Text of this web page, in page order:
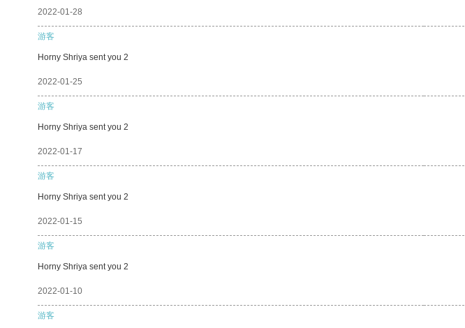
2022-01-28
游客
Horny Shriya sent you 2
2022-01-25
游客
Horny Shriya sent you 2
2022-01-17
游客
Horny Shriya sent you 2
2022-01-15
游客
Horny Shriya sent you 2
2022-01-10
游客